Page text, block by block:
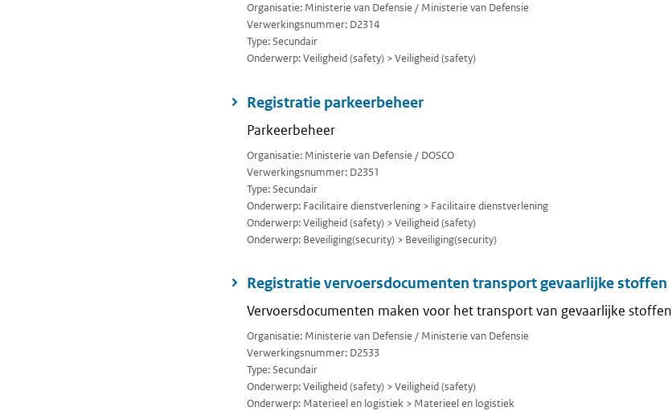
Organisatie: Ministerie van Defensie / Ministerie van Defensie
Verwerkingsnummer: D2314
Type: Secundair
Onderwerp: Veiligheid (safety) > Veiligheid (safety)
Registratie parkeerbeheer
Parkeerbeheer
Organisatie: Ministerie van Defensie / DOSCO
Verwerkingsnummer: D2351
Type: Secundair
Onderwerp: Facilitaire dienstverlening > Facilitaire dienstverlening
Onderwerp: Veiligheid (safety) > Veiligheid (safety)
Onderwerp: Beveiliging(security) > Beveiliging(security)
Registratie vervoersdocumenten transport gevaarlijke stoffen
Vervoersdocumenten maken voor het transport van gevaarlijke stoffen
Organisatie: Ministerie van Defensie / Ministerie van Defensie
Verwerkingsnummer: D2533
Type: Secundair
Onderwerp: Veiligheid (safety) > Veiligheid (safety)
Onderwerp: Materieel en logistiek > Materieel en logistiek